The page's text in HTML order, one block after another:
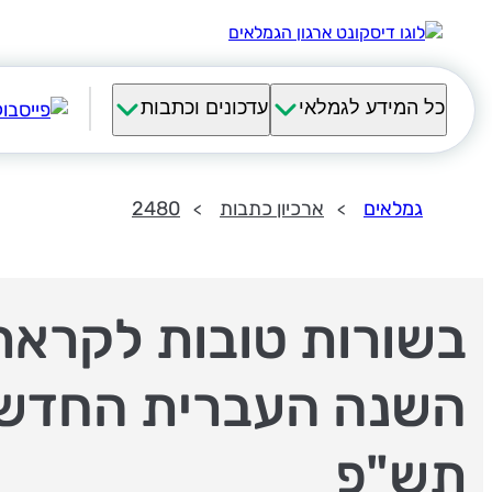
כל המידע לגמלאי עדכונים וכתבות
גמלאים ארכיון כתבות 2480
בשורות טובות
השנה העברית
תש"פ